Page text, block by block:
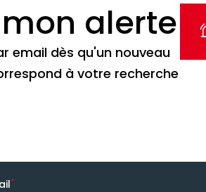
alerte
email dès qu'un nouveau
à votre recherche
*